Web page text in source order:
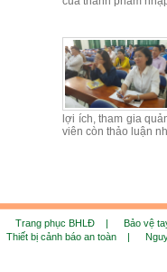
lợi ích, tham gia
viên còn thảo luận
Trang phục BHLĐ | Bảo vệ
Thiết bị cảnh báo an toàn |